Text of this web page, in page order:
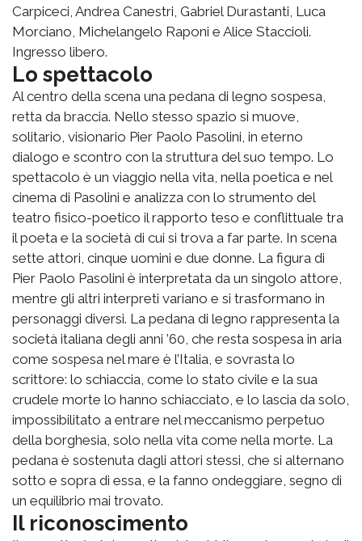
Carpiceci, Andrea Canestri, Gabriel Durastanti, Luca
Morciano, Michelangelo Raponi e Alice Staccioli.
Ingresso libero.
Lo spettacolo
Al centro della scena una pedana di legno sospesa,
retta da braccia. Nello stesso spazio si muove,
solitario, visionario Pier Paolo Pasolini, in eterno
dialogo e scontro con la struttura del suo tempo. Lo
spettacolo è un viaggio nella vita, nella poetica e nel
cinema di Pasolini e analizza con lo strumento del
teatro fisico-poetico il rapporto teso e conflittuale tra
il poeta e la società di cui si trova a far parte. In scena
sette attori, cinque uomini e due donne. La figura di
Pier Paolo Pasolini è interpretata da un singolo attore,
mentre gli altri interpreti variano e si trasformano in
personaggi diversi. La pedana di legno rappresenta la
società italiana degli anni ’60, che resta sospesa in aria
come sospesa nel mare è l’Italia, e sovrasta lo
scrittore: lo schiaccia, come lo stato civile e la sua
crudele morte lo hanno schiacciato, e lo lascia da solo,
impossibilitato a entrare nel meccanismo perpetuo
della borghesia, solo nella vita come nella morte. La
pedana è sostenuta dagli attori stessi, che si alternano
sotto e sopra di essa, e la fanno ondeggiare, segno di
un equilibrio mai trovato.
Il riconoscimento